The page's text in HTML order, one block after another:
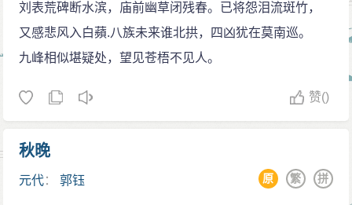
刘表荒碑断水滨，庙前幽草闭残春。已将怨泪流斑竹，
又感悲风入白蘋.八族未来谁北拱，四凶犹在莫南巡。
九峰相似堪疑处，望见苍梧不见人。
赞()
秋晚
元代：郭钰 拼
繁
原